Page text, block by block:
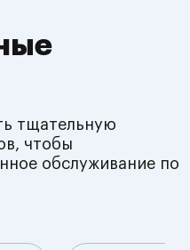
тщательную
чтобы
обслуживание по